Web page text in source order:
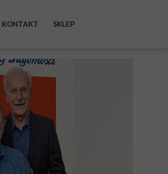
KONTAKT
INSTAGRAM
TWITTER
SKLEP